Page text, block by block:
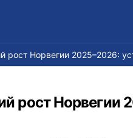
рост Норвегии 2025–2026:
рост Норвегии